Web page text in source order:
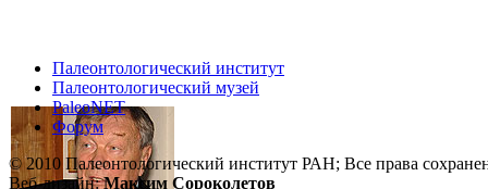
Палеонтологический институт
Палеонтологический музей
PaleoNET
Форум
© 2010 Палеонтологический институт РАН; Все права
Веб-дизайн:Максим Сороколетов